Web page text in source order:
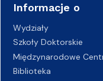
Informacje o
Wydziały
Szkoły Doktorskie
Międzynarodowe
Biblioteka